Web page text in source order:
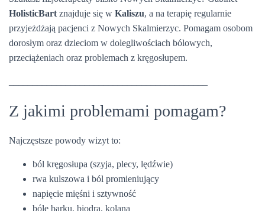
HolisticBart znajduje się w Kaliszu, a na terapię regularnie
przyjeżdżają pacjenci z Nowych Skalmierzyc. Pomagam osobom
dorosłym oraz dzieciom w dolegliwościach bólowych,
przeciążeniach oraz problemach z kręgosłupem.
Z jakimi problemami pomagam?
Najczęstsze powody wizyt to:
ból kręgosłupa (szyja, plecy, lędźwie)
rwa kulszowa i ból promieniujący
napięcie mięśni i sztywność
bóle barku, biodra, kolana